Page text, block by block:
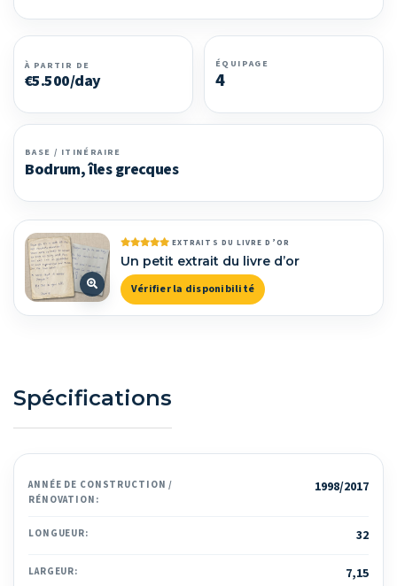
À PARTIR DE
€5.500/day
ÉQUIPAGE
4
BASE / ITINÉRAIRE
Bodrum, îles grecques
EXTRAITS DU LIVRE D’OR
Un petit extrait du livre d’or
Vérifier la disponibilité
Spécifications
ANNÉE DE CONSTRUCTION /
RÉNOVATION:
1998/2017
LONGUEUR: 32
LARGEUR: 7,15